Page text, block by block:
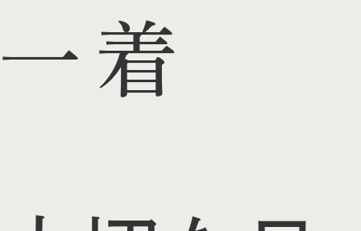
一着